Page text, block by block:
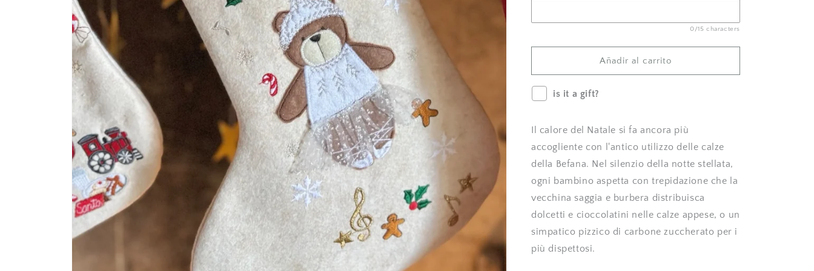
in
|
Personalizzata
|
Orsetto
Ballerina|
store
Letizia
in
|
Personalizzata
|
store
Letizia
0/15 characters
Añadir al carrito
is it a gift?
Il calore del Natale si fa ancora più
accogliente con l'antico utilizzo delle calze
della Befana. Nel silenzio della notte stellata,
ogni bambino aspetta con trepidazione che la
vecchina saggia e burbera distribuisca
dolcetti e cioccolatini nelle calze appese, o un
simpatico pizzico di carbone zuccherato per i
più dispettosi.